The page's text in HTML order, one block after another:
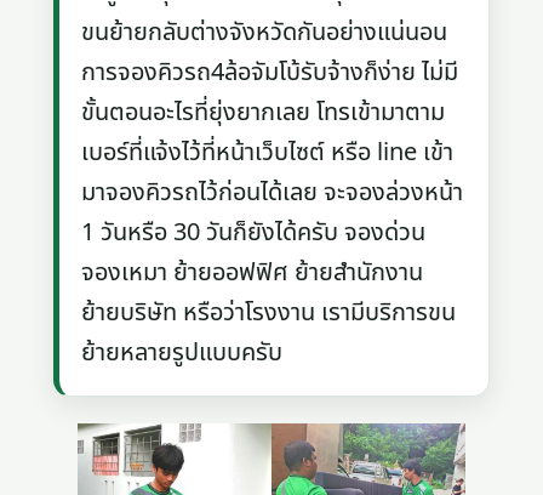
ขนย้ายกลับต่างจังหวัดกันอย่างแน่นอน
การจองคิวรถ4ล้อจัมโบ้รับจ้างก็ง่าย ไม่มี
ขั้นตอนอะไรที่ยุ่งยากเลย โทรเข้ามาตาม
เบอร์ที่แจ้งไว้ที่หน้าเว็บไซต์ หรือ line เข้า
มาจองคิวรถไว้ก่อนได้เลย จะจองล่วงหน้า
1 วันหรือ 30 วันก็ยังได้ครับ จองด่วน
จองเหมา ย้ายออฟฟิศ ย้ายสำนักงาน
ย้ายบริษัท หรือว่าโรงงาน เรามีบริการขน
ย้ายหลายรูปแบบครับ